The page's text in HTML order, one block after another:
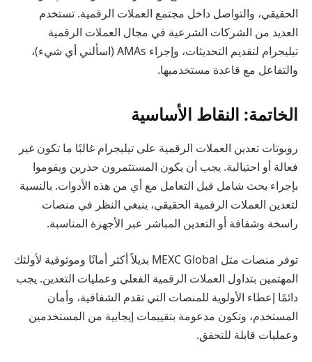
الحقيقي، والتواصل داخل مجتمع العملات الرقمية. تستخدم
العديد من الشركات الشرعية في مجال العملات الرقمية
تيليجرام لتقديم التحديثات، وإجراء AMAs (اسألني أي شيء)،
والتفاعل مع قاعدة مستخدميها.
الخاتمة: النقاط الأساسية
روبوتات تعدين العملات الرقمية على تيليجرام غالبًا ما تكون غير
فعالة أو احتيالية. يجب أن يكون المستثمرون حذرين ويقوموا
بإجراء بحث شامل قبل التعامل مع أي من هذه الأدوات. بالنسبة
لتعدين العملات الرقمية الحقيقي، ينبغي النظر في منصات
راسخة وشفافة أو التعدين المباشر عبر الأجهزة المناسبة.
توفر منصات مثل MEXC Global بديلاً أكثر أمانًا وموثوقية لأولئك
المهتمين بتداول العملات الرقمية الفعلي وعمليات التعدين. يجب
دائمًا إعطاء الأولوية للمنصات التي تقدم الشفافية، وأمان
المستخدم، وتكون مدعومة بتقييمات إيجابية من المستخدمين
وعمليات قابلة للتحقق.